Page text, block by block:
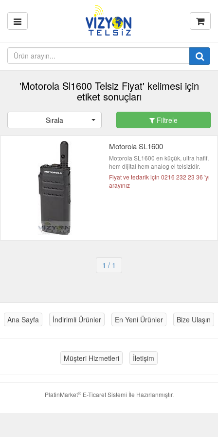
'Motorola Sl1600 Telsiz Fiyat' kelimesi için
etiket sonuçları
Sırala Filtrele
Motorola SL1600
Motorola SL1600 en küçük, ultra hafif,
hem dijital hem analog el telsizidir.
Fiyat ve tedarik için 0216 232 23 36 'yı
arayınız
1 / 1
Ana Sayfa İndirimli Ürünler En Yeni Ürünler Bize Ulaşın
Müşteri Hizmetleri İletişim
PlatinMarket®E-Ticaret Sistemi İle Hazırlanmıştır.